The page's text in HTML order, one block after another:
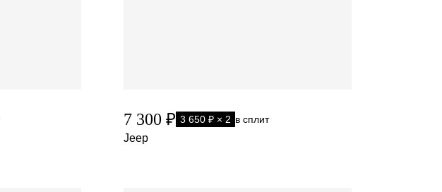
7 300 ₽ 3 650 ₽ × 2 в сплит
Jeep